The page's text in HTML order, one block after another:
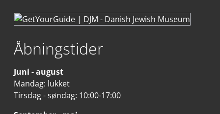
Åbningstider
Juni - august
Mandag: lukket
Tirsdag - søndag: 10:00-17:00